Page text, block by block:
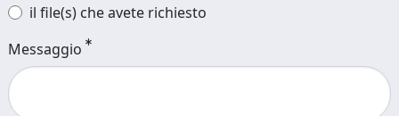
il file(s) che avete richiesto
Messaggio